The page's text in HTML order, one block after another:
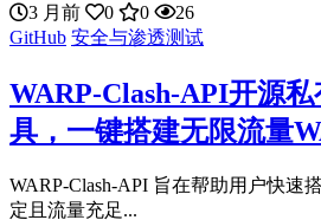
3 月前
0 0
26
GitHub 安全与渗透测试
WARP-Clash-API开源
具，一键搭建无限流量
WARP-Clash-API 旨在帮助用户快速
定且流量充足...